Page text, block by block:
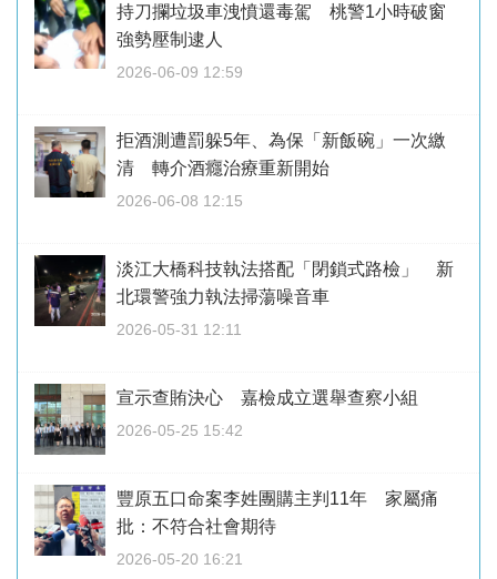
持刀攔垃圾車洩憤還毒駕 桃警1小時破窗
強勢壓制逮人
2026-06-09 12:59
拒酒測遭罰躲5年、為保「新飯碗」一次繳
清 轉介酒癮治療重新開始
2026-06-08 12:15
淡江大橋科技執法搭配「閉鎖式路檢」 新
北環警強力執法掃蕩噪音車
2026-05-31 12:11
宣示查賄決心 嘉檢成立選舉查察小組
2026-05-25 15:42
豐原五口命案李姓團購主判11年 家屬痛
批：不符合社會期待
2026-05-20 16:21